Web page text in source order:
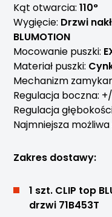
Kąt otwarcia:110°
Wygięcie: Drzwi
BLUMOTION
Mocowanie puszki:
Materiał puszki:
Mechanizm
Regulacja boczna:
Regulacja
Najmniejsza
Zakres dostawy:
1 szt. CLIP top
drzwi 71B453T